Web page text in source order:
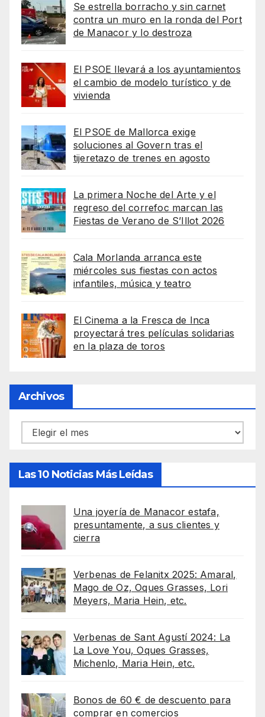
Se estrella borracho y sin carnet
contra un muro en la ronda del Port
de Manacor y lo destroza
El PSOE llevará a los ayuntamientos
el cambio de modelo turístico y de
vivienda
El PSOE de Mallorca exige
soluciones al Govern tras el
tijeretazo de trenes en agosto
La primera Noche del Arte y el
regreso del correfoc marcan las
Fiestas de Verano de S’Illot 2026
Cala Morlanda arranca este
miércoles sus fiestas con actos
infantiles, música y teatro
El Cinema a la Fresca de Inca
proyectará tres películas solidarias
en la plaza de toros
Archivos
Archivos
Las 10 Noticias Más Leídas
Una joyería de Manacor estafa,
presuntamente, a sus clientes y
cierra
Verbenas de Felanitx 2025: Amaral,
Mago de Oz, Oques Grasses, Lori
Meyers, Maria Hein, etc.
Verbenas de Sant Agustí 2024: La
La Love You, Oques Grasses,
Michenlo, Maria Hein, etc.
Bonos de 60 € de descuento para
comprar en comercios